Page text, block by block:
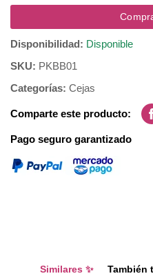
Disponibilidad: Disponible
SKU: PKBB01
Categorías: Cejas
Comparte este producto:
Pago seguro garantizado
Similares ✨ También